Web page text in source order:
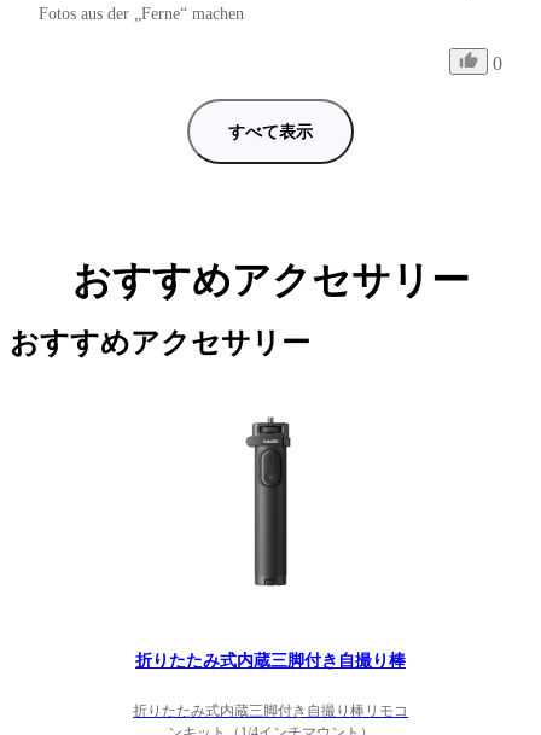
Fotos aus der „Ferne“ machen
0
すべて表示
おすすめアクセサリー
おすすめアクセサリー
折りたたみ式内蔵三脚付き自撮り棒
折りたたみ式内蔵三脚付き自撮り棒リモコ